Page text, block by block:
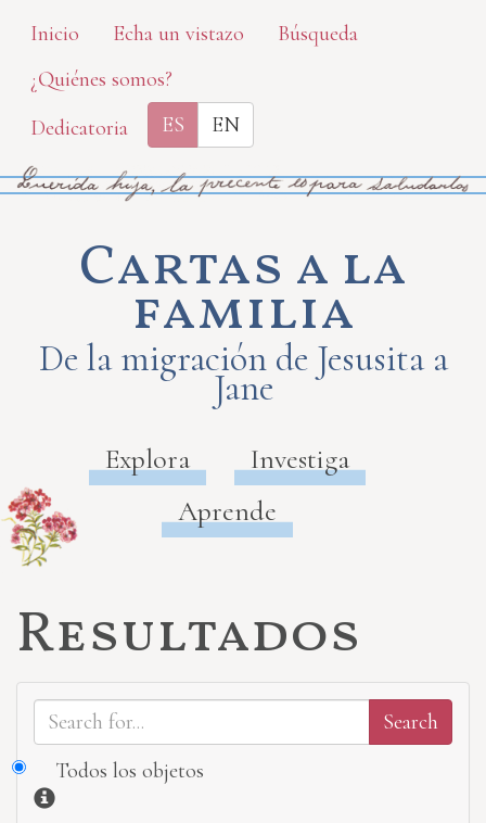
Skip
main
content
Inicio Echa un vistazo
Búsqueda
¿Quiénes somos?
Dedicatoria
ES EN
Cartas a la
familia
De la migración de Jesusita a
Jane
Explora
Investiga
Aprende
Resultados
Todos los objetos
Información